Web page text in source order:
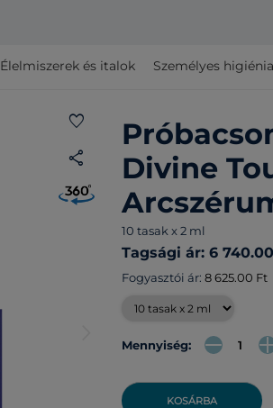
Élelmiszerek és italok Személyes higiénia
favorite
share
Divine
10 tasak x 2 ml
Tagsági ár: 6
Fogyasztói ár: 8 625.00 Ft
Mennyiség:
KOSÁRBA